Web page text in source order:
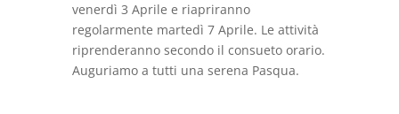
venerdì 3 Aprile e riapriranno
regolarmente martedì 7 Aprile. Le attività
riprenderanno secondo il consueto orario.
Auguriamo a tutti una serena Pasqua.